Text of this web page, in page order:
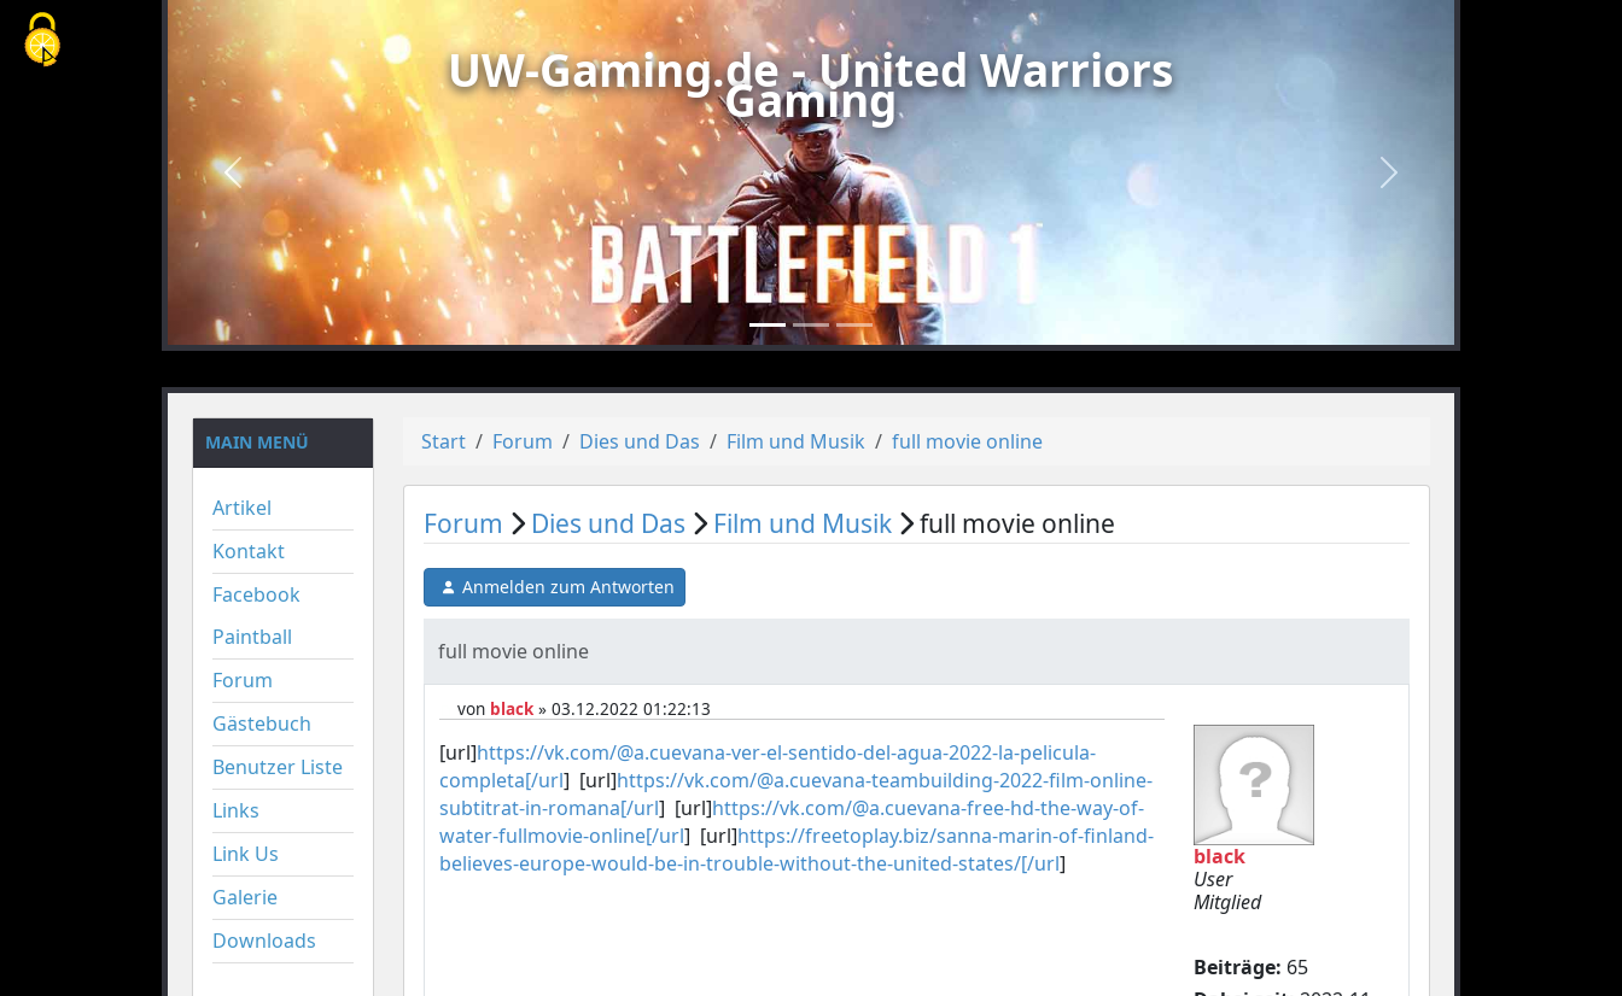
vorheriges nächstes
UW-Gaming.de - United Warriors
Gaming
MAIN MENÜ
Artikel
Kontakt
Facebook
Paintball
Forum
Gästebuch
Benutzer Liste
Links
Link Us
Galerie
Downloads
Start Forum Dies und Das Film und Musik full movie online
Forum Dies und Das Film und Musik full movie online
Anmelden zum Antworten
full movie online
von black » 03.12.2022 01:22:13
[url]https://vk.com/@a.cuevana-ver-el-sentido-del-agua-2022-la-pelicula-
completa[/url] [url]https://vk.com/@a.cuevana-teambuilding-2022-film-online-
subtitrat-in-romana[/url] [url]https://vk.com/@a.cuevana-free-hd-the-way-of-
water-fullmovie-online[/url] [url]https://freetoplay.biz/sanna-marin-of-finland-
believes-europe-would-be-in-trouble-without-the-united-states/[/url]
black
User
Mitglied
Beiträge: 65
Cookie-Einstellungen